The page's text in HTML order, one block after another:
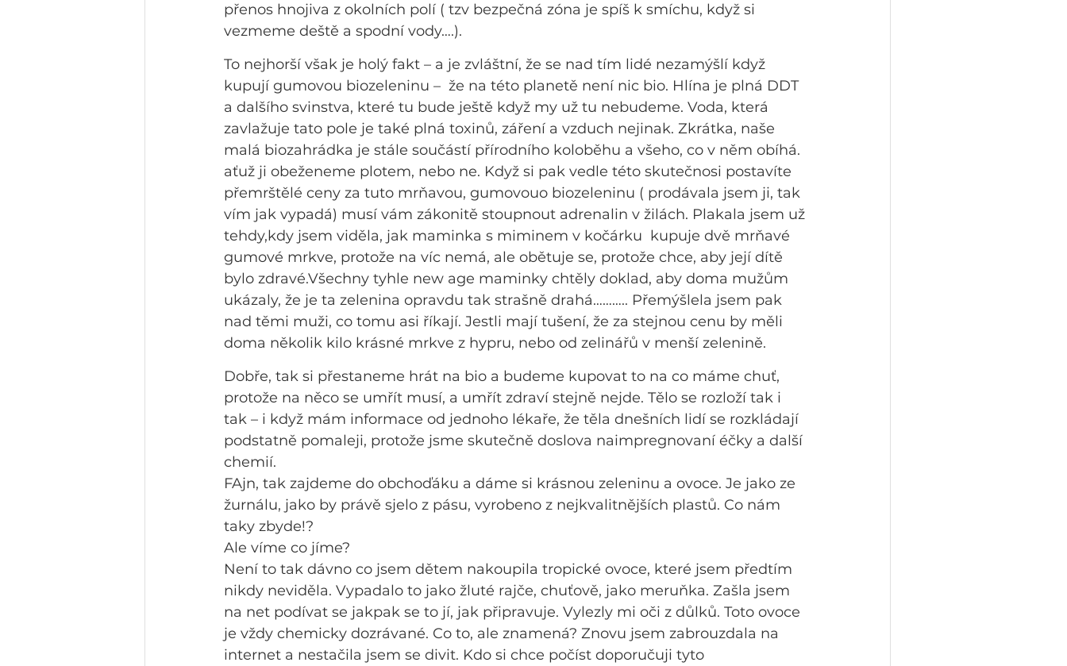
přenos hnojiva z okolních polí ( tzv bezpečná zóna je spíš k smíchu, když si
vezmeme deště a spodní vody….).
To nejhorší však je holý fakt – a je zvláštní, že se nad tím lidé nezamýšlí když
kupují gumovou biozeleninu –  že na této planetě není nic bio. Hlína je plná DDT
a dalšího svinstva, které tu bude ještě když my už tu nebudeme. Voda, která
zavlažuje tato pole je také plná toxinů, záření a vzduch nejinak. Zkrátka, naše
malá biozahrádka je stále součástí přírodního koloběhu a všeho, co v něm obíhá.
aťuž ji obeženeme plotem, nebo ne. Když si pak vedle této skutečnosi postavíte
přemrštělé ceny za tuto mrňavou, gumovouo biozeleninu ( prodávala jsem ji, tak
vím jak vypadá) musí vám zákonitě stoupnout adrenalin v žilách. Plakala jsem už
tehdy,kdy jsem viděla, jak maminka s miminem v kočárku  kupuje dvě mrňavé
gumové mrkve, protože na víc nemá, ale obětuje se, protože chce, aby její dítě
bylo zdravé.Všechny tyhle new age maminky chtěly doklad, aby doma mužům
ukázaly, že je ta zelenina opravdu tak strašně drahá……….. Přemýšlela jsem pak
nad těmi muži, co tomu asi říkají. Jestli mají tušení, že za stejnou cenu by měli
doma několik kilo krásné mrkve z hypru, nebo od zelinářů v menší zelenině.
Dobře, tak si přestaneme hrát na bio a budeme kupovat to na co máme chuť,
protože na něco se umřít musí, a umřít zdraví stejně nejde. Tělo se rozloží tak i
tak – i když mám informace od jednoho lékaře, že těla dnešních lidí se rozkládají
podstatně pomaleji, protože jsme skutečně doslova naimpregnovaní éčky a další
chemií.
FAjn, tak zajdeme do obchoďáku a dáme si krásnou zeleninu a ovoce. Je jako ze
žurnálu, jako by právě sjelo z pásu, vyrobeno z nejkvalitnějších plastů. Co nám
taky zbyde!?
Ale víme co jíme?
Není to tak dávno co jsem dětem nakoupila tropické ovoce, které jsem předtím
nikdy neviděla. Vypadalo to jako žluté rajče, chuťově, jako meruňka. Zašla jsem
na net podívat se jakpak se to jí, jak připravuje. Vylezly mi oči z důlků. Toto ovoce
je vždy chemicky dozrávané. Co to, ale znamená? Znovu jsem zabrouzdala na
internet a nestačila jsem se divit. Kdo si chce počíst doporučuji tyto